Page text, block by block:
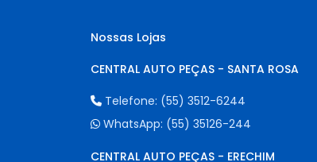
Nossas Lojas
CENTRAL AUTO PEÇAS - SANTA ROSA
Telefone: (55) 3512-6244
WhatsApp: (55) 35126-244
CENTRAL AUTO PEÇAS - ERECHIM